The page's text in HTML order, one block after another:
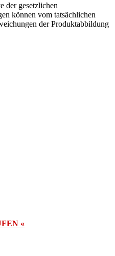
der gesetzlichen
können vom tatsächlichen
der Produktabbildung
«